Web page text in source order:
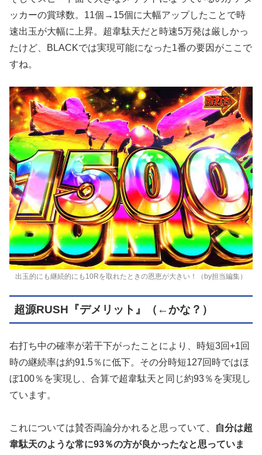
ッカーの賞球数。11個→15個に大幅アップしたことで時
速出玉が大幅に上昇。超韋駄天だと時速5万発は厳しかっ
たけど、BLACKでは実現可能になった1番の要因がここで
すね。
出玉的にも継続的にも10Rを取れたときの恩恵が大きい！（by担当編集）
超源RUSH『デメリット』（←かな？）
右打ち中の確率が若干下がったことにより、時短3回+1回
時の継続率は約91.5％に低下。その分時短127回時ではほ
ぼ100％を実現し、合算で超韋駄天と同じ約93％を実現し
ています。
これについては賛否両論分かれると思っていて、
自分は超
韋駄天のような常に93％の方が良かったなと思っていま